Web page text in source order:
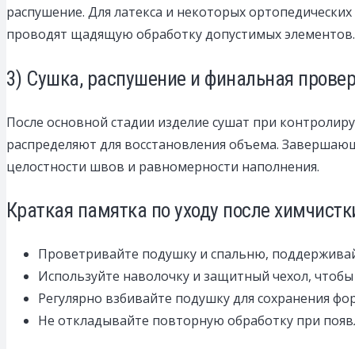
распушение. Для латекса и некоторых
проводят щадящую обработку допустимых элементов.
3) Сушка, распушение и финальная
После основной стадии изделие сушат при
распределяют для восстановления объема.
целостности швов и равномерности наполнения.
Краткая памятка по уходу после
Проветривайте подушку и спальню,
Используйте наволочку и защитный чехол, чтобы
Регулярно взбивайте подушку для сохранения
Не откладывайте повторную обработку при